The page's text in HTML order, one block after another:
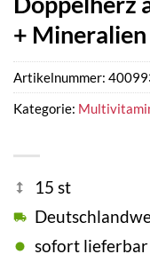
+
15 st
sofort lieferbar
Artikelnummer:
Kategorie: